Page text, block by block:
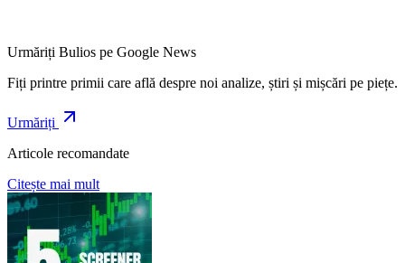
Urmăriți Bulios pe Google News
Fiți printre primii care află despre noi analize, știri și mișcări pe piețe.
Urmăriți
Articole recomandate
Citește mai mult